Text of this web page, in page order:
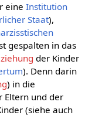
eine Institution
Staat),
gespalten in das
der Kinder
). Denn darin
) in die
und der
(siehe auch